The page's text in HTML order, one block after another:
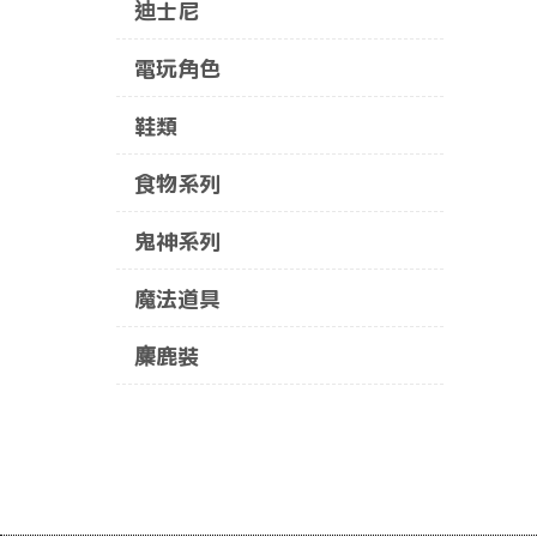
迪士尼
電玩角色
鞋類
食物系列
鬼神系列
魔法道具
麋鹿裝